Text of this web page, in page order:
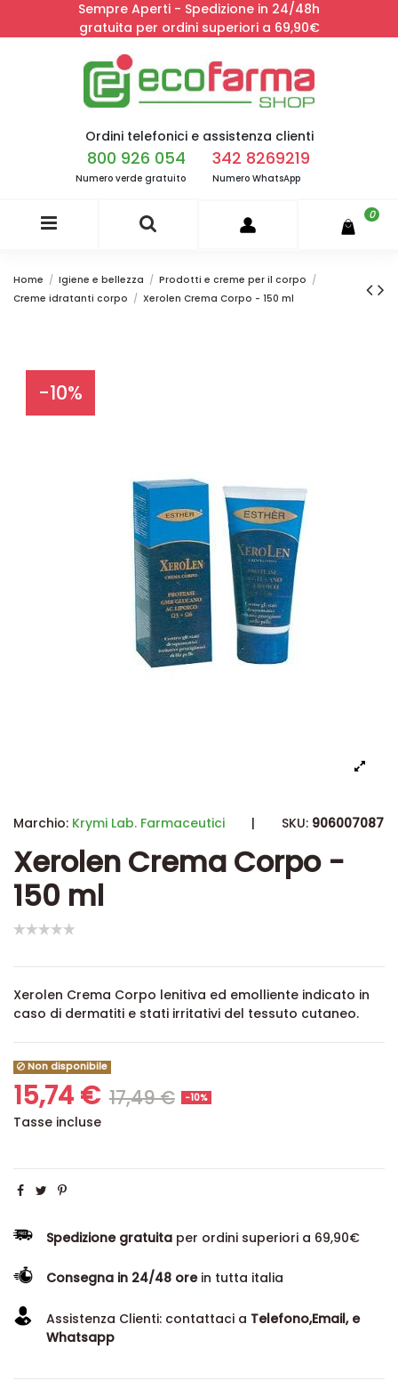
Sempre Aperti - Spedizione in 24/48h
gratuita per ordini superiori a 69,90€
Ordini telefonici e assistenza clienti
800 926 054
Numero verde gratuito
342 8269219
Numero WhatsApp
0
Home Igiene e bellezza
Prodotti e creme per il corpo
Creme idratanti corpo
Xerolen Crema Corpo - 150 ml
-10%
Marchio: Krymi Lab. Farmaceutici | SKU: 906007087
Xerolen Crema Corpo -
150 ml
Xerolen Crema Corpo lenitiva ed emolliente indicato in
caso di dermatiti e stati irritativi del tessuto cutaneo.
Non disponibile
15,74 € 17,49 € -10%
Tasse incluse
Spedizione gratuita per ordini superiori a 69,90€
Consegna in 24/48 orein tutta italia
Assistenza Clienti: contattaci a Telefono,Email, e
Whatsapp